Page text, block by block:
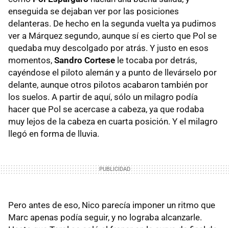
enseguida se dejaban ver por las posiciones
delanteras. De hecho en la segunda vuelta ya pudimos
ver a Márquez segundo, aunque sí es cierto que Pol se
quedaba muy descolgado por atrás. Y justo en esos
momentos, Sandro Cortese le tocaba por detrás,
cayéndose el piloto alemán y a punto de llevárselo por
delante, aunque otros pilotos acabaron también por
los suelos. A partir de aquí, sólo un milagro podía
hacer que Pol se acercase a cabeza, ya que rodaba
muy lejos de la cabeza en cuarta posición. Y el milagro
llegó en forma de lluvia.
Pero antes de eso, Nico parecía imponer un ritmo que
Marc apenas podía seguir, y no lograba alcanzarle.